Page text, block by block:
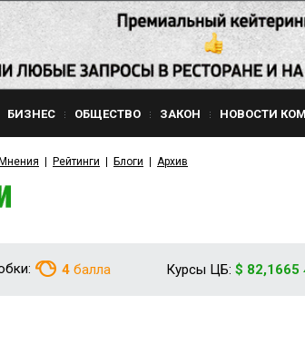
БИЗНЕС ОБЩЕСТВО ЗАКОН НОВОСТИ
Мнения Рейтинги Блоги Архив
4 балла Курсы ЦБ: $ 82,1665